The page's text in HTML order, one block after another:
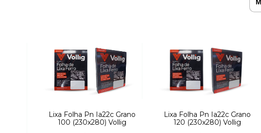
Lixa Folha Pn Ia22c Grano
100 (230x280) Vollig
Lixa Folha Pn Ia22c Grano
120 (230x280) Vollig